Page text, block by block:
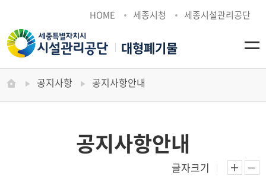
HOME 세종시청 세종시설관리공단
대형폐기물
공지사항
HOME
공지사항 >공지사항안내
공지사항안내
글자크기 본문